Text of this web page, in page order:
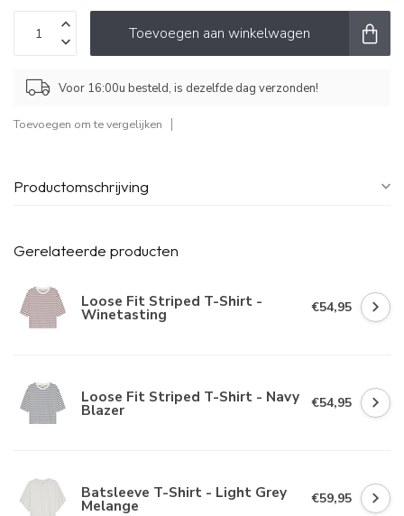
Toevoegen aan winkelwagen
Voor 16:00u besteld, is dezelfde dag verzonden!
Toevoegen om te vergelijken
Productomschrijving
Gerelateerde producten
Loose Fit Striped T-Shirt -
Winetasting €54,95
Loose Fit Striped T-Shirt - Navy
Blazer €54,95
Batsleeve T-Shirt - Light Grey
Melange €59,95